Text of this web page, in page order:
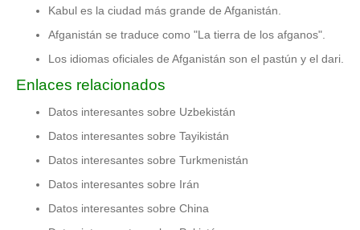
Kabul es la ciudad más grande de Afganistán.
Afganistán se traduce como "La tierra de los afganos".
Los idiomas oficiales de Afganistán son el pastún y el dari.
Enlaces relacionados
Datos interesantes sobre Uzbekistán
Datos interesantes sobre Tayikistán
Datos interesantes sobre Turkmenistán
Datos interesantes sobre Irán
Datos interesantes sobre China